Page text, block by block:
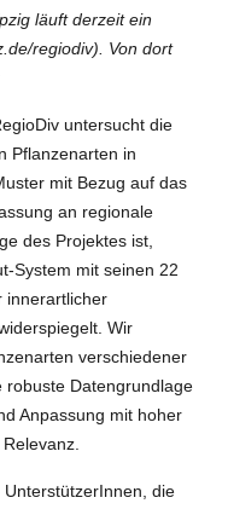
läuft derzeit ein
regiodiv). Von dort
untersucht die
Pflanzenarten in
mit Bezug auf das
an regionale
des Projektes ist,
System mit seinen 22
innerartlicher
Wir
verschiedener
robuste Datengrundlage
Anpassung mit hoher
die